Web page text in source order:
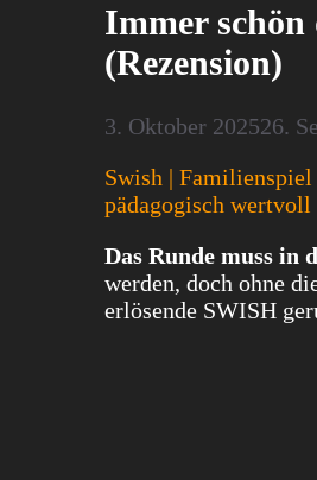
Immer
(Rezension)
3. Oktober 202526.
Swish |
pädagogisch wertvoll
Das Runde muss in
werden, doch ohne
erlösende SWISH